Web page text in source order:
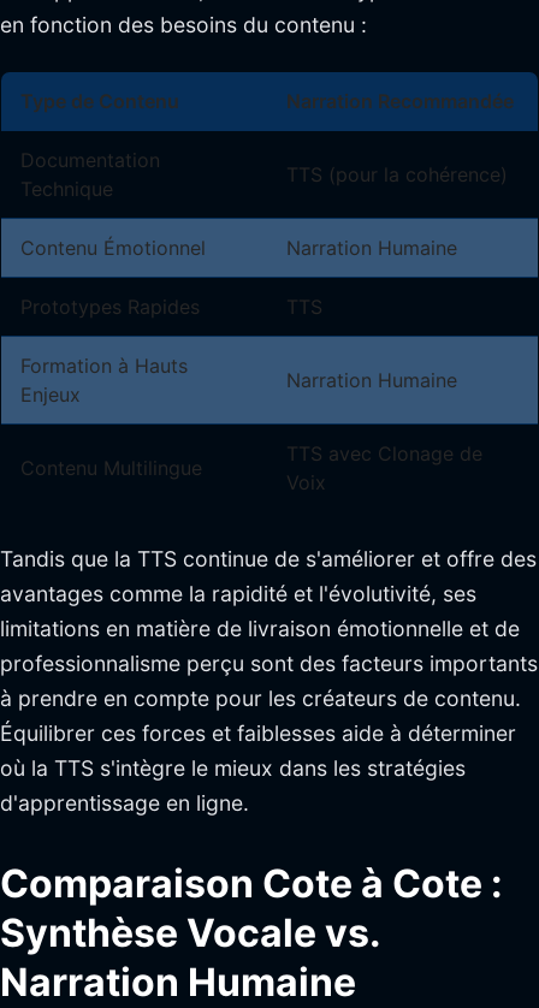
en fonction des besoins du contenu :
Type de Contenu Narration Recommandée
Documentation
Technique
TTS (pour la cohérence)
Contenu Émotionnel Narration Humaine
Prototypes Rapides TTS
Formation à Hauts
Enjeux
Narration Humaine
Contenu Multilingue
TTS avec Clonage de
Voix
Tandis que la TTS continue de s'améliorer et offre des
avantages comme la rapidité et l'évolutivité, ses
limitations en matière de livraison émotionnelle et de
professionnalisme perçu sont des facteurs importants
à prendre en compte pour les créateurs de contenu.
Équilibrer ces forces et faiblesses aide à déterminer
où la TTS s'intègre le mieux dans les stratégies
d'apprentissage en ligne.
Comparaison Cote à Cote :
Synthèse Vocale vs.
Narration Humaine